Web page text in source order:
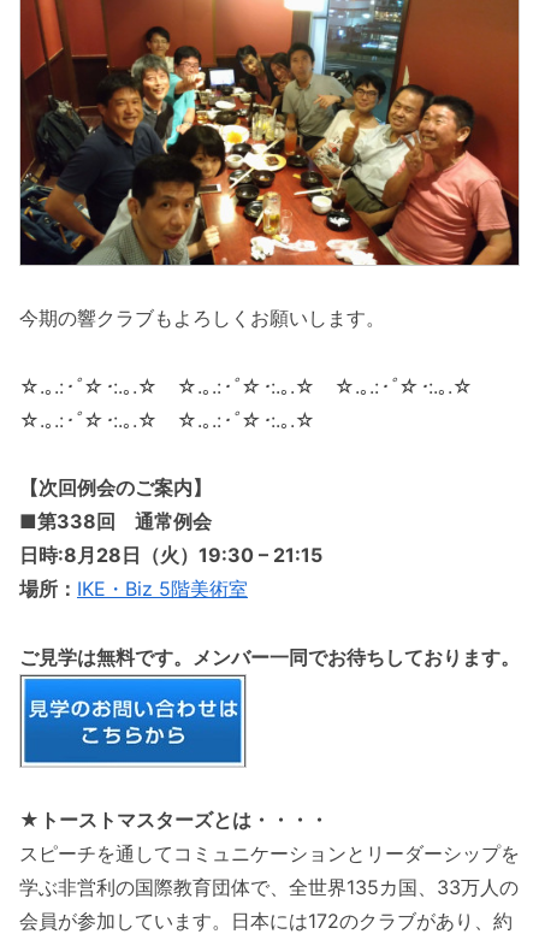
今期の響クラブもよろしくお願いします。
☆.｡.: ･ﾟ☆･:.｡.☆ ☆.｡.: ･ﾟ☆･:.｡.☆ ☆.｡.: ･ﾟ☆･:.｡.☆
☆.｡.: ･ﾟ☆･:.｡.☆ ☆.｡.: ･ﾟ☆･:.｡.☆
【次回例会のご案内】
■第338回 通常例会
日時:8月28日（火）19:30 – 21:15
場所： IKE・Biz 5階美術室
ご見学は無料です。メンバー一同でお待ちしております。
★トーストマスターズとは・・・・
スピーチを通してコミュニケーションとリーダーシップを
学ぶ非営利の国際教育団体で、全世界135カ国、33万人の
会員が参加しています。日本には172のクラブがあり、約